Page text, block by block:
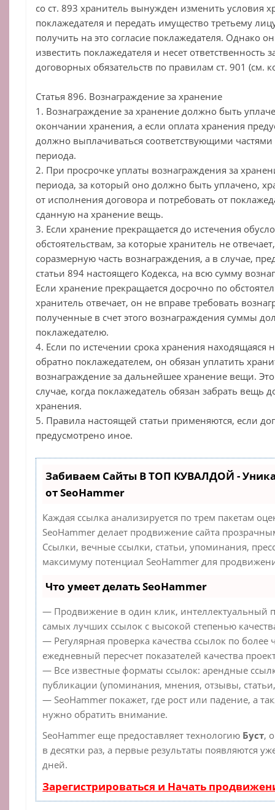
со ст. 893 хранитель вынужден изменить условия
поклажедателя и передать имущество третьему
получить на это согласие поклажедателя. Однако
известить поклажедателя и несет ответственность
договорных обязательств по правилам ст. 901 (см.
Статья 896. Вознаграждение за хранение
1. Вознаграждение за хранение должно быть
окончании хранения, а если оплата хранения
должно выплачиваться соответствующими
периода.
2. При просрочке уплаты вознаграждения за
периода, за который оно должно быть уплачено,
от исполнения договора и потребовать от
сданную на хранение вещь.
3. Если хранение прекращается до истечения
обстоятельствам, за которые хранитель не
соразмерную часть вознаграждения, а в случае,
статьи 894 настоящего Кодекса, на всю сумму
Если хранение прекращается досрочно по
хранитель отвечает, он не вправе требовать
полученные в счет этого вознаграждения суммы
поклажедателю.
4. Если по истечении срока хранения находящаяся
обратно поклажедателем, он обязан уплатить
вознаграждение за дальнейшее хранение вещи.
случае, когда поклажедатель обязан забрать вещь
хранения.
5. Правила настоящей статьи применяются, если
предусмотрено иное.
Забиваем Сайты В ТОП КУВАЛДОЙ -
от SeoHammer
Каждая ссылка анализируется по трем пакетам
SeoHammer делает продвижение сайта
Ссылки, вечные ссылки, статьи, упоминания,
максимуму потенциал SeoHammer для
Что умеет делать SeoHammer
— Продвижение в один клик, интеллектуальный
самых лучших ссылок с высокой степенью
— Регулярная проверка качества ссылок по более
ежедневный пересчет показателей качества
— Все известные форматы ссылок: арендные
публикации (упоминания, мнения, отзывы,
— SeoHammer покажет, где рост или падение, а
нужно обратить внимание.
SeoHammer еще предоставляет технологию Буст,
в десятки раз, а первые результаты появляются
дней.
Зарегистрироваться и Начать